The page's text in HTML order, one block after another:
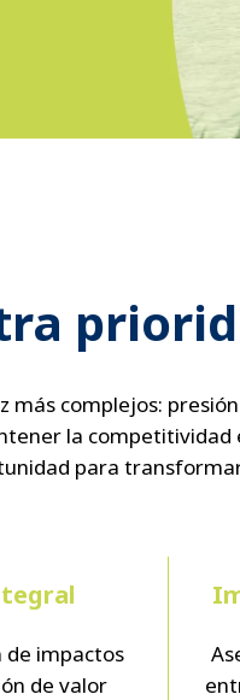
complejos:
la
para
de impactos
de valor